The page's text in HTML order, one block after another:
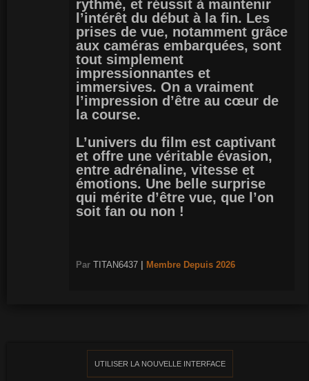
rythmé, et réussit à maintenir
l’intérêt du début à la fin. Les
prises de vue, notamment grâce
aux caméras embarquées, sont
tout simplement
impressionnantes et
immersives. On a vraiment
l’impression d’être au cœur de
la course.
L’univers du film est captivant
et offre une véritable évasion,
entre adrénaline, vitesse et
émotions. Une belle surprise
qui mérite d’être vue, que l’on
soit fan ou non !
Par TITAN6437 Membre Depuis 2026
UTILISER LA NOUVELLE INTERFACE